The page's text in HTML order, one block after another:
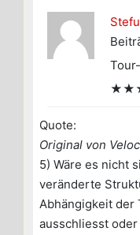
Stefu
Quote:
Original von
5) Wäre es nicht
veränderte
Abhängigkeit der
ausschliesst